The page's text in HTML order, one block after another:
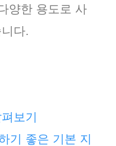
양한 용도로 사
다.
보기
기 좋은 기본 지